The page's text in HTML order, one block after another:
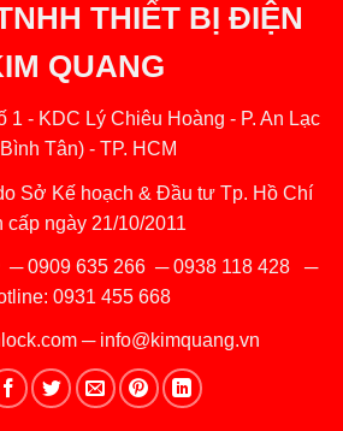
THIẾT BỊ ĐIỆN
QUANG
- KDC Lý Chiêu Hoàng - P. An Lạc
Tân) - TP. HCM
Sở Kế hoạch & Đầu tư Tp. Hồ Chí
cấp ngày 21/10/2011
─0909 635 266─0938 118 428─
0931 455 668
─ info@kimquang.vn